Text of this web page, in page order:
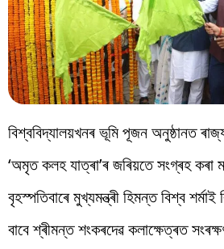
বিশ্ববিদ্যালয়খনৰ ভূমি পূজন অনুষ্ঠানত
‘অমৃত কলহ যাত্ৰা’ৰ জৰিয়তে সংগ্ৰহ কৰা
বৃহস্পতিবাৰে মুখ্যমন্ত্ৰী হিমন্ত বিশ্ব
বাবে শ্ৰীমন্ত শংকৰদেৱ কলাক্ষেত্ৰত